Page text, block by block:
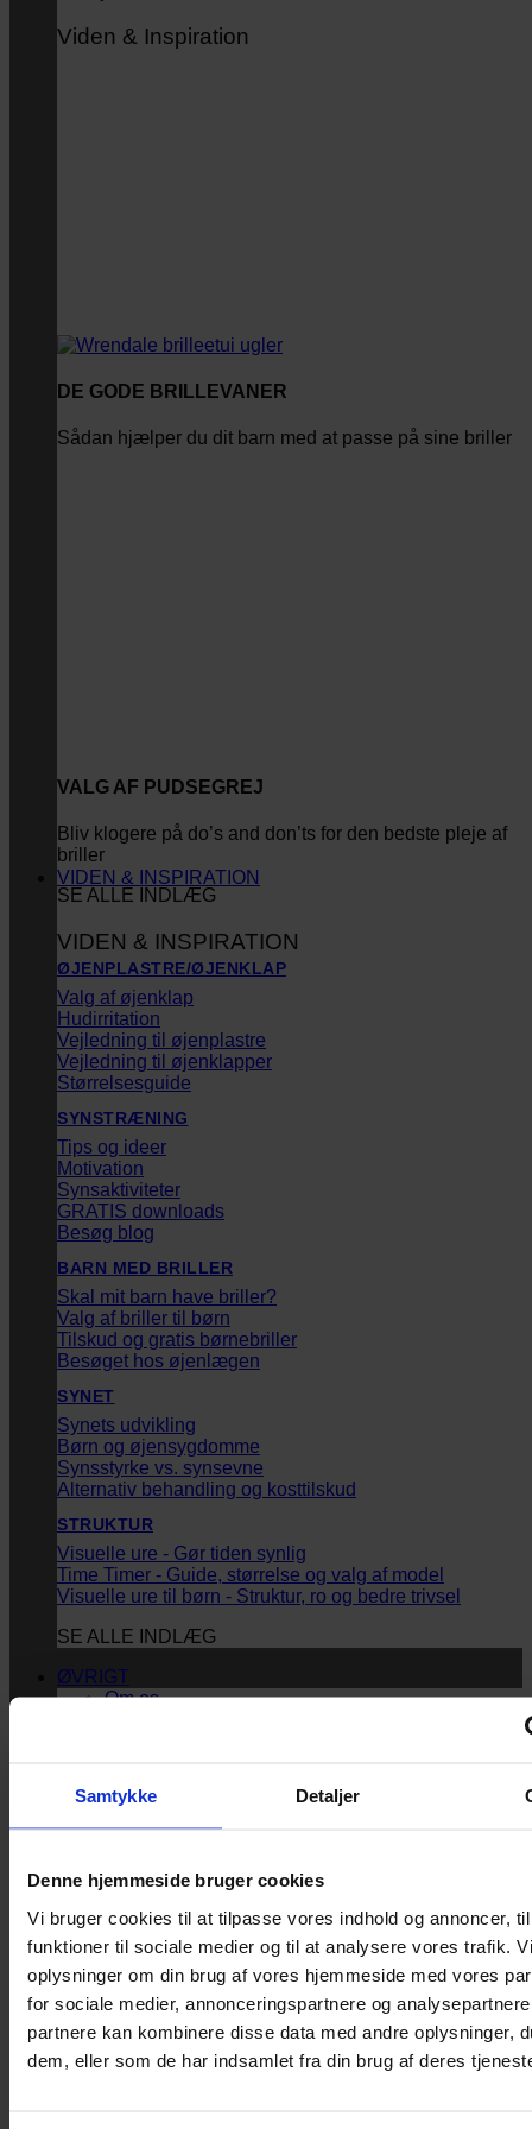
Samtykke Detaljer
Denne hjemmeside bruger cookies
Vi bruger cookies til at tilpasse vores indhold og annoncer,
funktioner til sociale medier og til at analysere vores trafik.
oplysninger om din brug af vores hjemmeside med vores
for sociale medier, annonceringspartnere og
partnere kan kombinere disse data med andre oplysninger,
dem, eller som de har indsamlet fra din brug af deres
Viden & Inspiration
DE GODE BRILLEVANER
Sådan hjælper du dit barn med at passe på sine briller
VALG AF PUDSEGREJ
Bliv klogere på do’s and don’ts for den bedste pleje af
briller
SE ALLE INDLÆG
VIDEN & INSPIRATION
VIDEN & INSPIRATION
ØJENPLASTRE/ØJENKLAP
Valg af øjenklap
Hudirritation
Vejledning til øjenplastre
Vejledning til øjenklapper
Størrelsesguide
SYNSTRÆNING
Tips og ideer
Motivation
Synsaktiviteter
GRATIS downloads
Besøg blog
BARN MED BRILLER
Skal mit barn have briller?
Valg af briller til børn
Tilskud og gratis børnebriller
Besøget hos øjenlægen
SYNET
Synets udvikling
Børn og øjensygdomme
Synsstyrke vs. synsevne
Alternativ behandling og kosttilskud
STRUKTUR
Visuelle ure - Gør tiden synlig
Time Timer - Guide, størrelse og valg af model
Visuelle ure til børn - Struktur, ro og bedre trivsel
SE ALLE INDLÆG
ØVRIGT
Om os
KONTAKT OS
TILBUD
Vi vil blive så glade! ❤
Ingen spam. Kun guldkorn, tips og inspiration til at
støtte dig og dit barn i en hverdag med briller
og/eller klap.